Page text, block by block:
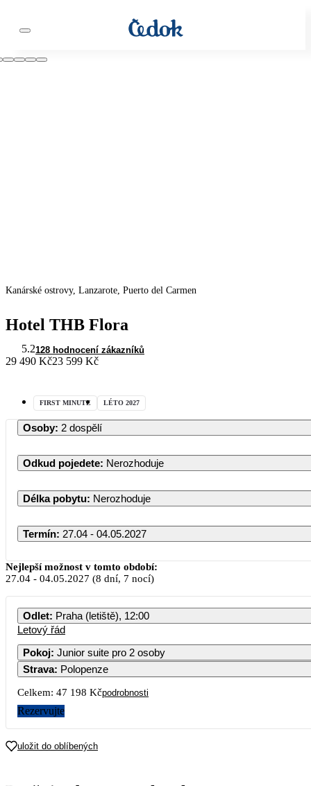
Kanárské ostrovy, Lanzarote, Puerto del Carmen
Hotel THB Flora
5.2128 hodnocení zákazníků
29 490 Kč23 599 Kč
FIRST MINUTE LÉTO 2027
Osoby: 2 dospělí
Odkud pojedete: Nerozhoduje
Délka pobytu: Nerozhoduje
Termín: 27.04 - 04.05.2027
Nejlepší možnost v tomto období:
27.04 - 04.05.2027 (8 dní, 7 nocí)
Odlet: Praha (letiště), 12:00
Letový řád
Pokoj: Junior suite pro 2 osoby
Strava: Polopenze
Celkem: 47 198 Kčpodrobnosti
Rezervujte
uložit do oblíbených